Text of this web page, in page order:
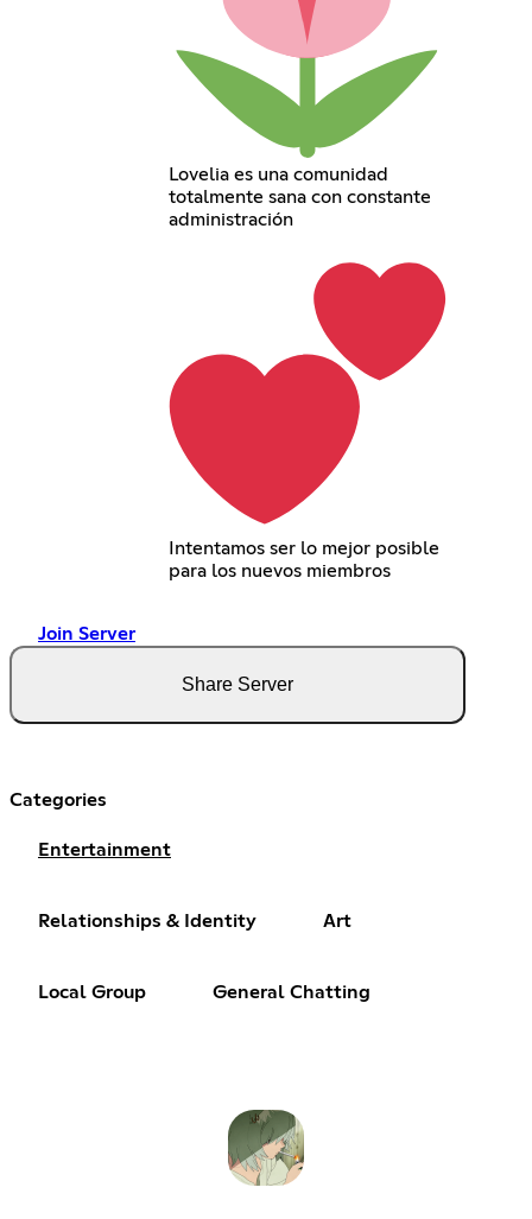
Lovelia es una comunidad
totalmente sana con constante
administración
Intentamos ser lo mejor posible
para los nuevos miembros
Join Server
Share Server
Categories
Entertainment
Relationships & Identity Art
Local Group General Chatting